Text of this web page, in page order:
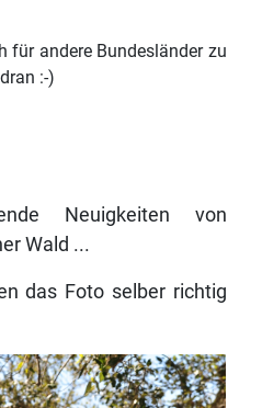
für andere Bundesländer zu
:-)
Neuigkeiten von
Wald ...
das Foto selber richtig